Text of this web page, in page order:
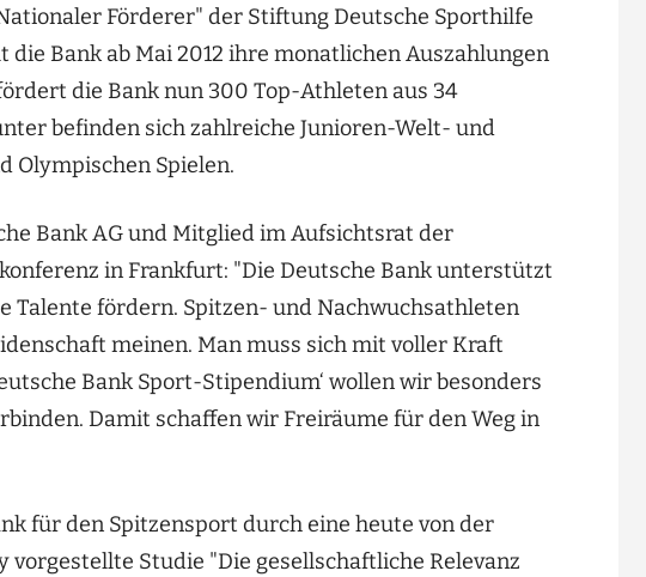
Förderer" der Stiftung Deutsche Sporthilfe
Bank ab Mai 2012 ihre monatlichen Auszahlungen
die Bank nun 300 Top-Athleten aus 34
befinden sich zahlreiche Junioren-Welt- und
Olympischen Spielen.
Bank AG und Mitglied im Aufsichtsrat der
in Frankfurt: "Die Deutsche Bank unterstützt
Talente fördern. Spitzen- und Nachwuchsathleten
meinen. Man muss sich mit voller Kraft
Bank Sport-Stipendium‘ wollen wir besonders
Damit schaffen wir Freiräume für den Weg in
für den Spitzensport durch eine heute von der
Studie "Die gesellschaftliche Relevanz